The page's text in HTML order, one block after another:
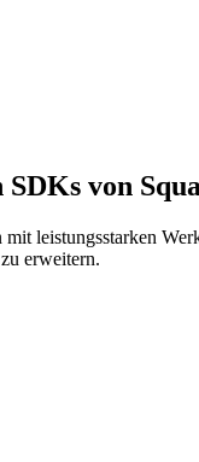
SDKs von
leistungsstarken
erweitern.